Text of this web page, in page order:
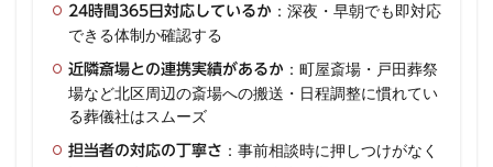
24時間365日対応しているか ：深夜・早朝でも即対応
できる体制か確認する
近隣斎場との連携実績があるか ：町屋斎場・戸田葬祭
場など北区周辺の斎場への搬送・日程調整に慣れてい
る葬儀社はスムーズ
担当者の対応の丁寧さ ：事前相談時に押しつけがなく